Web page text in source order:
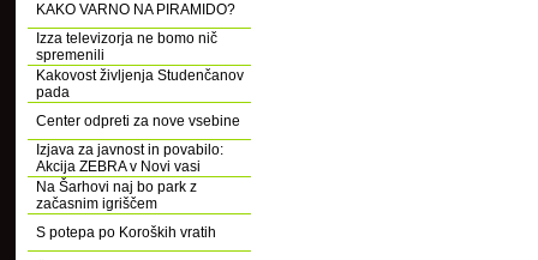
KAKO VARNO NA PIRAMIDO?
Izza televizorja ne bomo nič
spremenili
Kakovost življenja Studenčanov
pada
Center odpreti za nove vsebine
Izjava za javnost in povabilo:
Akcija ZEBRA v Novi vasi
Na Šarhovi naj bo park z
začasnim igriščem
S potepa po Koroških vratih